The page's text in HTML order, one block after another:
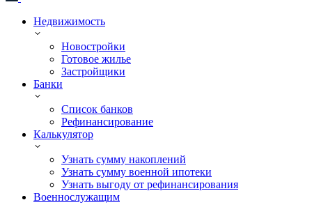
Недвижимость
Новостройки
Готовое жилье
Застройщики
Банки
Список банков
Рефинансирование
Калькулятор
Узнать сумму накоплений
Узнать сумму военной ипотеки
Узнать выгоду от рефинансирования
Военнослужащим